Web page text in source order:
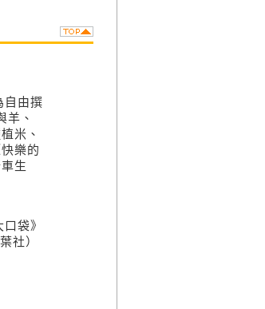
自由撰
羊、
米、
樂的
生
袋》
社）